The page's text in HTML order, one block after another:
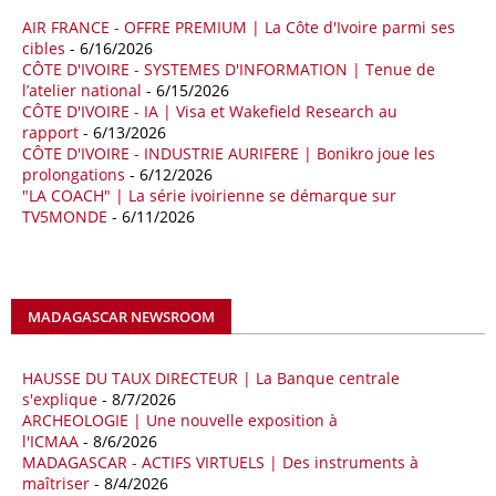
18/04/26 ALGERIE - BP
La multinationale BP signe son retour en Algérie où un permis de
prospection d’hydrocarbures dans le bassin oriental lui a été attribué
par l’Agence nationale pour la valorisation des ressources en
hydrocarbures (ALNAFT). L’information rendue publique mercredi 15
avril par l’institution, intervient dans le cadre de sa politique de relance
de l’exploration. Le périmètre concerné se situe dans une zone de
l’est du pays jugée peu explorée malgré son potentiel. BP pourra y
lancer ses premières opérations de prospection sur le terrain portant
18/04/26 OUGANDA - CITIBANK
américaine Citibank pour arranger la mobilisation des financements
nécessaires à la construction du chemin de fer à écartement standard
(SGR) qui devrait relier la capitale Kampala à la frontière avec le
Kenya, pour un investissement de 2,7 milliards d'euros (3,19 milliards
de dollars). Selon le secrétaire permanent au ministère ougandais des
Finances, Ramathan Ggoobi, lors d’une rencontre entre les ministres
AIR FRANCE - OFFRE PREMIUM | La Côte d'Ivoire parmi ses
cibles - 6/16/2026
CÔTE D'IVOIRE - SYSTEMES D'INFORMATION | Tenue de
l’atelier national - 6/15/2026
CÔTE D'IVOIRE - IA | Visa et Wakefield Research au
rapport - 6/13/2026
CÔTE D'IVOIRE - INDUSTRIE AURIFERE | Bonikro joue les
prolongations - 6/12/2026
"LA COACH" | La série ivoirienne se démarque sur
TV5MONDE - 6/11/2026
MADAGASCAR NEWSROOM
HAUSSE DU TAUX DIRECTEUR | La Banque centrale
s'explique - 8/7/2026
ARCHEOLOGIE | Une nouvelle exposition à
l'ICMAA - 8/6/2026
MADAGASCAR - ACTIFS VIRTUELS | Des instruments à
maîtriser - 8/4/2026